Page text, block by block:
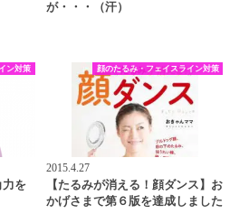
が・・・（汗）
ン対策
力を
顔のたるみ・フェイスライン対策
2015.4.27
【たるみが消える！顔ダンス】お
かげさまで第６版を達成しました